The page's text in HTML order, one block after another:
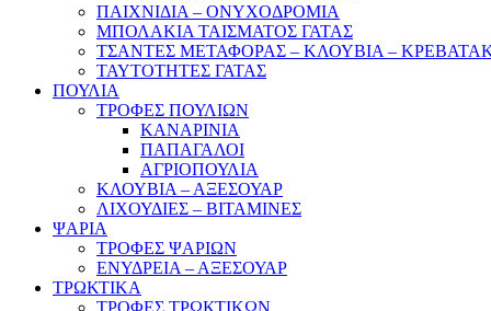
ΠΑΙΧΝΙΔΙΑ – ΟΝΥΧΟΔΡΟΜΙΑ
ΜΠΟΛΑΚΙΑ ΤΑΙΣΜΑΤΟΣ ΓΑΤΑΣ
ΤΣΑΝΤΕΣ ΜΕΤΑΦΟΡΑΣ – ΚΛΟΥΒΙΑ –
ΤΑΥΤΟΤΗΤΕΣ ΓΑΤΑΣ
ΠΟΥΛΙΑ
ΤΡΟΦΕΣ ΠΟΥΛΙΩΝ
ΚΑΝΑΡΙΝΙΑ
ΠΑΠΑΓΑΛΟΙ
ΑΓΡΙΟΠΟΥΛΙΑ
ΚΛΟΥΒΙΑ – ΑΞΕΣΟΥΑΡ
ΛΙΧΟΥΔΙΕΣ – ΒΙΤΑΜΙΝΕΣ
ΨΑΡΙΑ
ΤΡΟΦΕΣ ΨΑΡΙΩΝ
ΕΝΥΔΡΕΙΑ – ΑΞΕΣΟΥΑΡ
ΤΡΩΚΤΙΚΑ
ΤΡΟΦΕΣ ΤΡΩΚΤΙΚΩΝ